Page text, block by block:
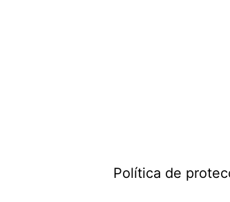
Política de